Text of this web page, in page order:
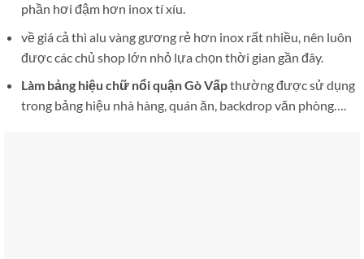
phần hơi đậm hơn inox tí xíu.
về giá cả thì alu vàng gương rẻ hơn inox rất nhiều, nên luôn
được các chủ shop lớn nhỏ lựa chọn thời gian gần đây.
Làm bảng hiệu chữ nổi quận Gò Vấpthường được sử dụng
trong bảng hiệu nhà hàng, quán ăn, backdrop văn phòng….